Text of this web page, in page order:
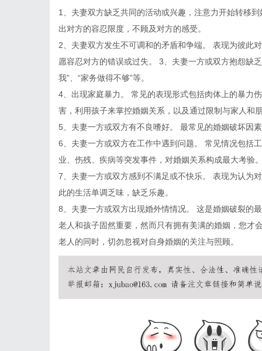
1、夫妻双方缺乏共同的活动或兴趣，注意力开始转移
出对方的容忍限度，不顾及对方的感受。
2、夫妻双方发生不可调和的矛盾和争端。 表现为彼此
愿容忍对方的错误或过失。 3、夫妻一方或双方抱怨缺
我”、“家务做得不够”等。
4、出现家庭暴力。 常见的表现形式包括肉体上的暴力
害，利用孩子来掌控婚姻关系，以及通过限制与家人和
5、夫妻一方或双方有不良嗜好。 最常见的婚姻破坏因
6、夫妻一方或双方在工作中遇到问题。 常见情况包括
业、伤残、疾病等突发事件，对婚姻关系构成最大考验
7、夫妻一方或双方感到不满足或不快乐。 表现为认为
此的生活单调乏味，缺乏乐趣。
8、夫妻一方或双方出现婚外情情况。 这是婚姻破裂的
老人和孩子固然重要，然而只有拥有美满的婚姻，您才
老人的同时，切勿忽视对自身婚姻的关注与照顾。